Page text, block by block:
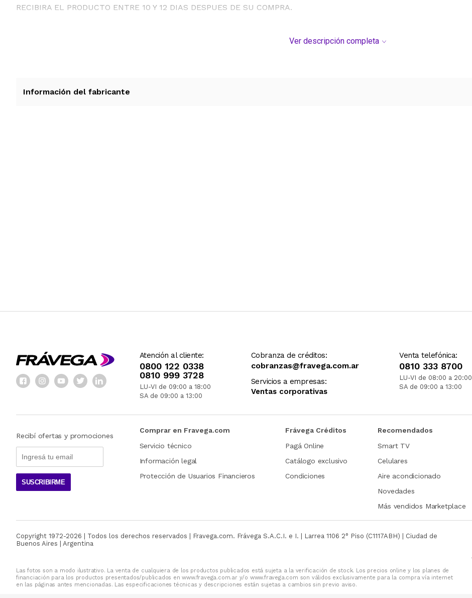
RECIBIRA EL PRODUCTO ENTRE 10 Y 12 DIAS DESPUES DE SU COMPRA.
Ver descripción completa
Información del fabricante
Atención al cliente:
0800 122 0338
0810 999 3728
LU-VI de 09:00 a 18:00
SA de 09:00 a 13:00
Cobranza de créditos:
cobranzas@fravega.com.ar
Servicios a empresas:
Ventas corporativas
Venta telefónica:
0810 333 8700
LU-VI de 08:00 a 20:00
SA de 09:00 a 13:00
Recibí ofertas y promociones
SUSCRIBIRME
Comprar en Fravega.com
Servicio técnico
Información legal
Protección de Usuarios Financieros
Frávega Créditos
Pagá Online
Catálogo exclusivo
Condiciones
Recomendados
Smart TV
Celulares
Aire acondicionado
Novedades
Más vendidos Marketplace
Copyright 1972-2026 | Todos los derechos reservados | Fravega.com. Frávega S.A.C.I. e I. | Larrea 1106 2° Piso (C1117ABH) | Ciudad de
Buenos Aires | Argentina
Las fotos son a modo ilustrativo. La venta de cualquiera de los productos publicados está sujeta a la verificación de stock. Los precios online y los planes de
financiación para los productos presentados/publicados en www.fravega.com.ar y/o www.fravega.com son válidos exclusivamente para la compra vía internet
en las páginas antes mencionadas. Las especificaciones técnicas y descripciones están sujetas a cambios sin previo aviso.